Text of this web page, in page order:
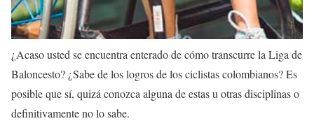
¿Acaso usted se encuentra enterado de cómo transcurre la Liga de
Baloncesto? ¿Sabe de los logros de los ciclistas colombianos? Es
posible que sí, quizá conozca alguna de estas u otras disciplinas o
definitivamente no lo sabe.